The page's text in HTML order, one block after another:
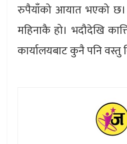
रुपैयाँको आयात भएको
महिनाकै हो। भदौदेखि
कार्यालयबाट कुनै पनि वस्तु